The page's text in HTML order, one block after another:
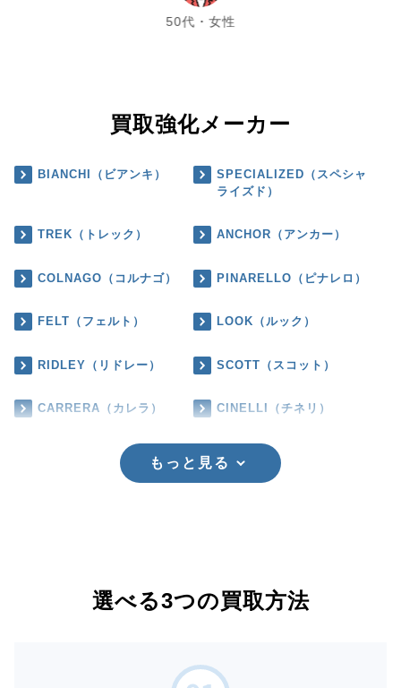
50代・女性
買取強化メーカー
BIANCHI（ビアンキ）
SPECIALIZED（スペシャ
ライズド）
TREK（トレック） ANCHOR（アンカー）
COLNAGO（コルナゴ） PINARELLO（ピナレロ）
FELT（フェルト） LOOK（ルック）
RIDLEY（リドレー） SCOTT（スコット）
CARRERA（カレラ） CINELLI（チネリ）
もっと見る
選べる3つの買取方法